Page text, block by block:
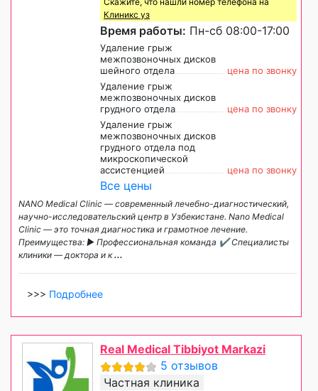
Клиникс уз
Время работы: Пн-сб 08:00-17:00
Удаление грыж
межпозвоночных дисков
шейного отдела
цена по звонку
Удаление грыж
межпозвоночных дисков
грудного отдела
цена по звонку
Удаление грыж
межпозвоночных дисков
грудного отдела под
микроскопической
ассистенцией
цена по звонку
Все цены
NANO Medical Clinic — современный лечебно-диагностический,
научно-исследовательский центр в Узбекистане. Nano Medical
Clinic — это точная диагностика и грамотное лечение.
Преимущества: ► Профессиональная команда ✔️ Специалисты
клиники — доктора и к...
>>> Подробнее
Real Medical Tibbiyot Markazi
5 отзывов
Частная клиника